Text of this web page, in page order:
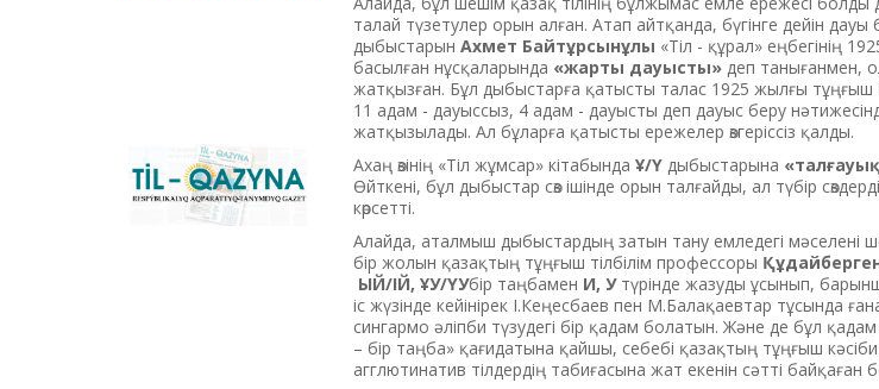
бағдарламасының
Windows-қа арналған
offline-нұсқасын, MS
Office пакетіне
«Til-Qazyna»
республикалық
ақпараттық-танымдық
талай түзетулер орын алған. Атап айтқанда, бүгінге дейін
дыбыстарын Ахмет Байтұрсынұлы «Тіл - құрал» еңбегінің
басылған нұсқаларында «жарты дауысты» деп танығанмен,
жатқызған. Бұл дыбыстарға қатысты талас 1925 жылғы тұңғыш
11 адам - дауыссыз, 4 адам - дауысты деп дауыс беру
жатқызылады. Ал бұларға қатысты ережелер өзгеріссіз қалды.
Ахаң өзінің «Тіл жұмсар» кітабында Ұ/Ү дыбыстарына
Өйткені, бұл дыбыстар сөз ішінде орын талғайды, ал түбір
көрсетті.
Алайда, аталмыш дыбыстардың затын тану емледегі
бір жолын қазақтың тұңғыш тілбілім профессоры
ЫЙ/ІЙ, ҰУ/ҮУбір таңбамен И, У түрінде жазуды ұсынып,
іс жүзінде кейінірек І.Кеңесбаев пен М.Балақаевтар тұсында
сингармо әліпби түзудегі бір қадам болатын. Және де бұл
– бір таңба» қағидатына қайшы, себебі қазақтың тұңғыш
агглютинатив тілдердің табиғасына жат екенін сәтті байқаған